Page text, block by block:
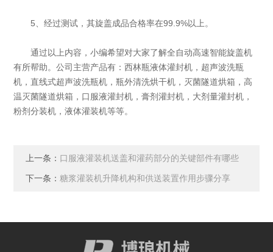
5、经过测试，其旋盖成品合格率在99.9%以上。
通过以上内容，小编希望对大家了解全自动高速智能旋盖机
有所帮助。公司主营产品有：西林瓶液体灌封机，超声波洗瓶
机，直线式超声波洗瓶机，瓶外清洗烘干机，灭菌隧道烘箱，高
温灭菌隧道烘箱，口服液灌封机，膏剂灌封机，大剂量灌封机，
粉剂分装机，液体灌装机等等。
上一条： 口服液灌装机送盖和灌药部分的关键部件有哪些
下一条： 糖浆灌装机升降机构和供送装置作用步骤分享